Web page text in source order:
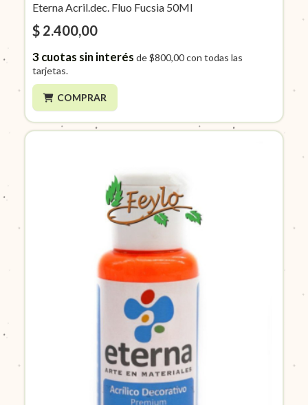
Eterna Acril.dec. Fluo Fucsia 50Ml
$ 2.400,00
3cuotas sin interés de$800,00con todas las
tarjetas.
COMPRAR